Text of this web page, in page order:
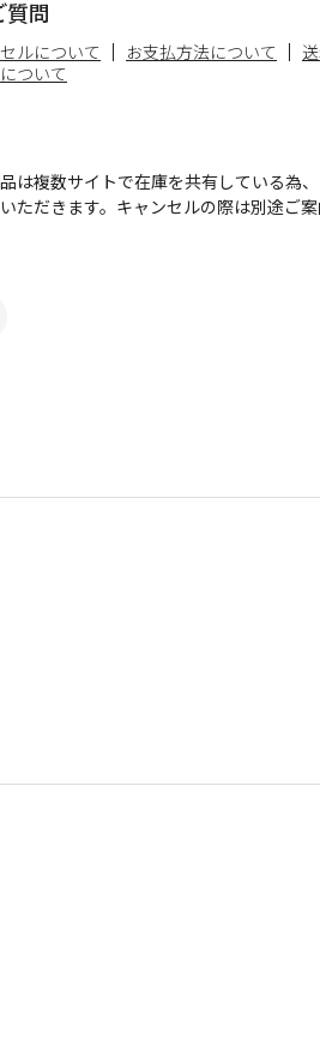
質問
ルについて お支払方法について
ついて
は複数サイトで在庫を共有している為
ただきます。キャンセルの際は別途ご